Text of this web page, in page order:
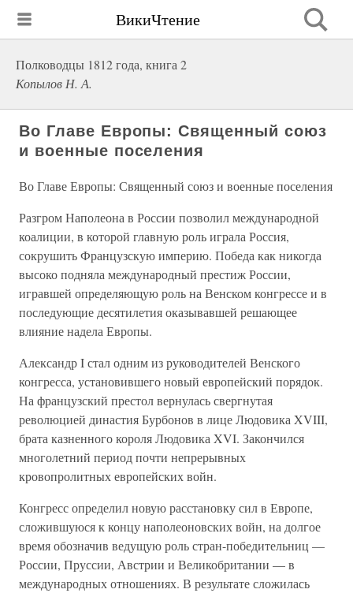
ВикиЧтение
Полководцы 1812 года, книга 2
Копылов Н. А.
Во Главе Европы: Священный союз
и военные поселения
Во Главе Европы: Священный союз и военные поселения
Разгром Наполеона в России позволил международной
коалиции, в которой главную роль играла Россия,
сокрушить Французскую империю. Победа как никогда
высоко подняла международный престиж России,
игравшей определяющую роль на Венском конгрессе и в
последующие десятилетия оказывавшей решающее
влияние надела Европы.
Александр I стал одним из руководителей Венского
конгресса, установившего новый европейский порядок.
На французский престол вернулась свергнутая
революцией династия Бурбонов в лице Людовика XVIII,
брата казненного короля Людовика XVI. Закончился
многолетний период почти непрерывных
кровопролитных европейских войн.
Конгресс определил новую расстановку сил в Европе,
сложившуюся к концу наполеоновских войн, на долгое
время обозначив ведущую роль стран-победительниц —
России, Пруссии, Австрии и Великобритании — в
международных отношениях. В результате сложилась